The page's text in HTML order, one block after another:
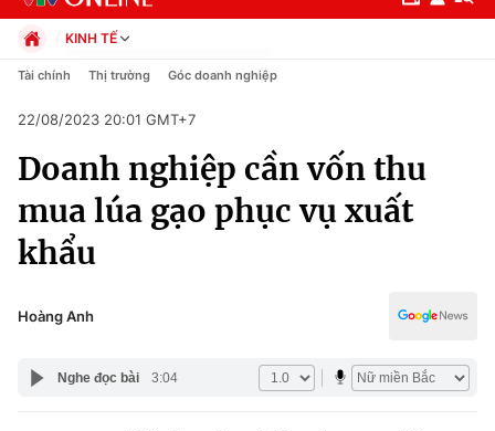
Chuyên mục
Chính trị
Xã hội
Pháp luật
Y tế
KINH TẾ
Chính trị
Pháp luật
Kinh tế
Thể thao
Truyền hình
Văn hóa - Giải trí
Tài chính Thị trường Góc doanh nghiệp
22/08/2023 20:01 GMT+7
Doanh nghiệp cần vốn thu
mua lúa gạo phục vụ xuất
khẩu
Hoàng Anh
Nghe đọc bài 3:04